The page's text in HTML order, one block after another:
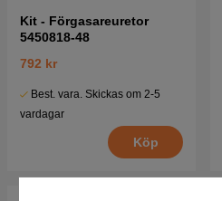
Kit - Förgasareuretor
5450818-48
792 kr
Best. vara. Skickas om 2-5
vardagar
Köp